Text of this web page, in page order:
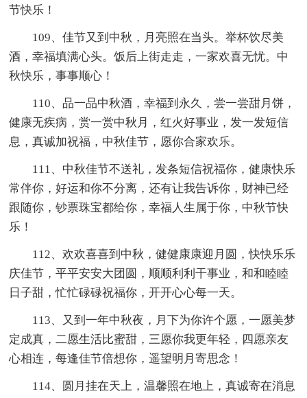
节快乐！
109、佳节又到中秋，月亮照在当头。举杯饮尽美
酒，幸福填满心头。饭后上街走走，一家欢喜无忧。中
秋快乐，事事顺心！
110、品一品中秋酒，幸福到永久，尝一尝甜月饼，
健康无疾病，赏一赏中秋月，红火好事业，发一发短信
息，真诚加祝福，中秋佳节，愿你合家欢乐。
111、中秋佳节不送礼，发条短信祝福你，健康快乐
常伴你，好运和你不分离，还有让我告诉你，财神已经
跟随你，钞票珠宝都给你，幸福人生属于你，中秋节快
乐！
112、欢欢喜喜到中秋，健健康康迎月圆，快快乐乐
庆佳节，平平安安大团圆，顺顺利利干事业，和和睦睦
日子甜，忙忙碌碌祝福你，开开心心每一天。
113、又到一年中秋夜，月下为你许个愿，一愿美梦
定成真，二愿生活比蜜甜，三愿你我更年轻，四愿亲友
心相连，每逢佳节倍想你，遥望明月寄思念！
114、圆月挂在天上，温馨照在地上，真诚寄在消息